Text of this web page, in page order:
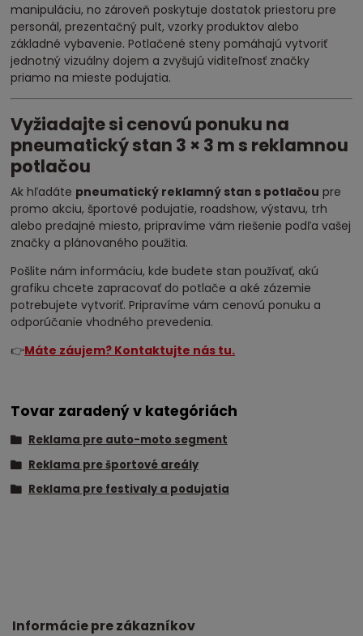
manipuláciu, no zároveň poskytuje dostatok priestoru pre
personál, prezentačný pult, vzorky produktov alebo
základné vybavenie. Potlačené steny pomáhajú vytvoriť
jednotný vizuálny dojem a zvyšujú viditeľnosť značky
priamo na mieste podujatia.
Vyžiadajte si cenovú ponuku na
pneumatický stan 3 × 3 m s reklamnou
potlačou
Ak hľadáte pneumatický reklamný stan s potlačou pre
promo akciu, športové podujatie, roadshow, výstavu, trh
alebo predajné miesto, pripravíme vám riešenie podľa vašej
značky a plánovaného použitia.
Pošlite nám informáciu, kde budete stan používať, akú
grafiku chcete zapracovať do potlače a aké zázemie
potrebujete vytvoriť. Pripravíme vám cenovú ponuku a
odporúčanie vhodného prevedenia.
👉Máte záujem? Kontaktujte nás tu.
Tovar zaradený v kategóriách
Reklama pre auto-moto segment
Reklama pre športové areály
Reklama pre festivaly a podujatia
Informácie pre zákazníkov